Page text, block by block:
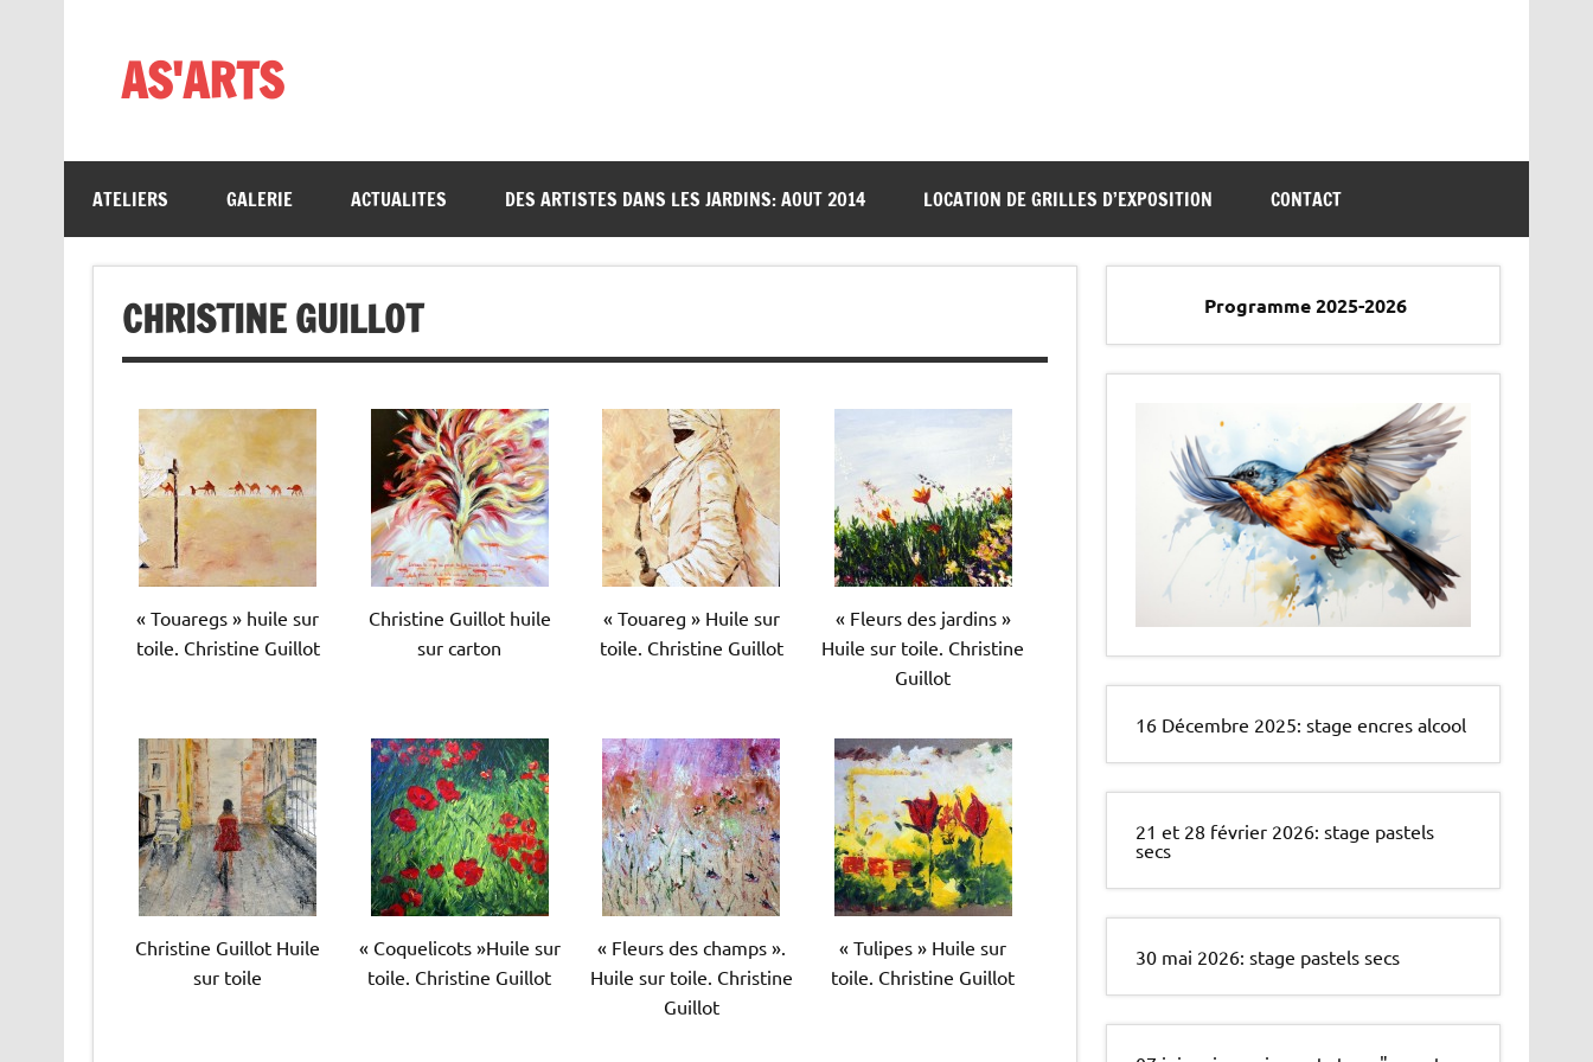
AS'ARTS
ATELIERS GALERIE ACTUALITES DES ARTISTES DANS LES JARDINS: AOUT 2014 LOCATION DE GRILLES D’EXPOSITION CONTACT
CHRISTINE GUILLOT
« Touaregs » huile sur
toile. Christine Guillot
Christine Guillot huile
sur carton
« Touareg » Huile sur
toile. Christine Guillot
« Fleurs des jardins »
Huile sur toile. Christine
Guillot
Christine Guillot Huile
sur toile
« Coquelicots »Huile sur
toile. Christine Guillot
« Fleurs des champs ».
Huile sur toile. Christine
Guillot
« Tulipes » Huile sur
toile. Christine Guillot
Programme 2025-2026
16 Décembre 2025: stage encres alcool
21 et 28 février 2026: stage pastels
secs
30 mai 2026: stage pastels secs